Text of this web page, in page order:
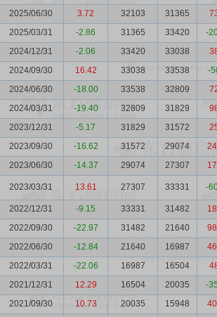
2025/06/30
3.72 32103 31365
2025/03/31
-2.86 31365 33420
-
2024/12/31
-2.06 33420 33038
2024/09/30
16.42 33038 33538
-
2024/06/30
-18.00 33538 32809
2024/03/31
-19.40 32809 31829
2023/12/31
-5.17 31829 31572
2023/09/30
-16.62 31572 29074
2023/06/30
-14.37 29074 27307
2023/03/31 13.61 27307 33331 -
2022/12/31 -9.15 33331 31482
2022/09/30
-22.97 31482 21640
2022/06/30
-12.84 21640 16987
2022/03/31
-22.06 16987 16504
2021/12/31
12.29 16504 20035
-
2021/09/30
10.73 20035 15948